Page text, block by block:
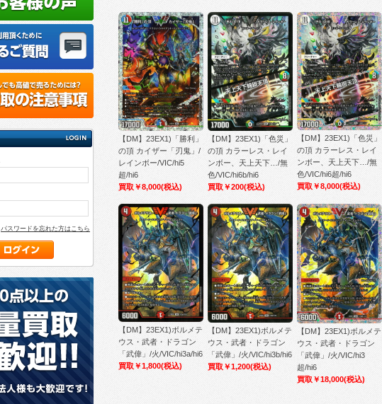
【DM】23EX1)「勝利」
の頂 カイザー「刃鬼」/
レインボー/VIC/hi5
超/hi6
買取￥8,000(税込)
【DM】23EX1)「色災」
の頂 カラーレス・レイ
ンボー、天上天下…/無
色/VIC/hi6b/hi6
買取￥200(税込)
【DM】23EX1)「色災」
の頂 カラーレス・レイ
ンボー、天上天下…/無
色/VIC/hi6超/hi6
買取￥8,000(税込)
【DM】23EX1)ボルメテ
ウス・武者・ドラゴン
「武偉」/火/VIC/hi3a/hi6
買取￥1,800(税込)
【DM】23EX1)ボルメテ
ウス・武者・ドラゴン
「武偉」/火/VIC/hi3b/hi6
買取￥1,200(税込)
【DM】23EX1)ボルメテ
ウス・武者・ドラゴン
「武偉」/火/VIC/hi3
超/hi6
買取￥18,000(税込)
パスワードを忘れた方はこちら